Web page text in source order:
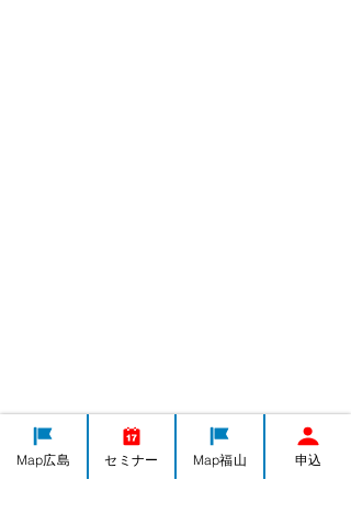
Map広島 セミナー Map福山 申込